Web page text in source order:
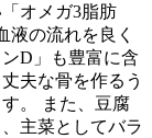
オメガ3脂肪
液の流れを良く
D」も豊富に含
夫な骨を作るう
。 また、豆腐
主菜としてバラ